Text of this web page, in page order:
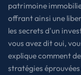
patrimoine
offrant ainsi une
les secrets d'un
vous avez dit oui,
explique comment
stratégies